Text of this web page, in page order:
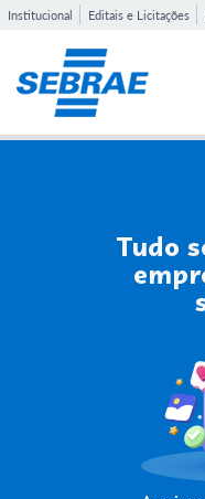
Institucional Editais e Licitações